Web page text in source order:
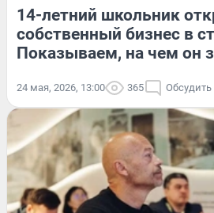
14-летний школьник
собственный бизнес в
Показываем, на чем он
24 мая, 2026, 13:00 365 Обсудить